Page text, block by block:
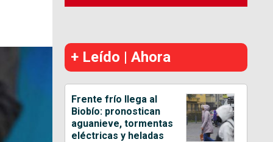
+ Leído | Ahora
Frente frío llega al
Biobío: pronostican
aguanieve, tormentas
eléctricas y heladas